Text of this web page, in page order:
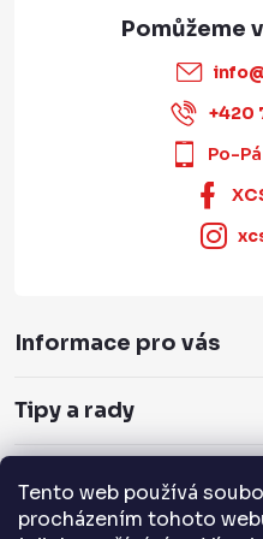
Tento web používá
procházením tohoto
info
+420
Po-
Informace pro vás
Tipy a rady
Servis a služby